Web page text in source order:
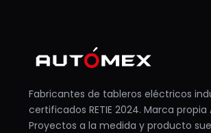
Fabricantes de tableros eléctricos
certificados RETIE 2024. Marca propia
Proyectos a la medida y producto